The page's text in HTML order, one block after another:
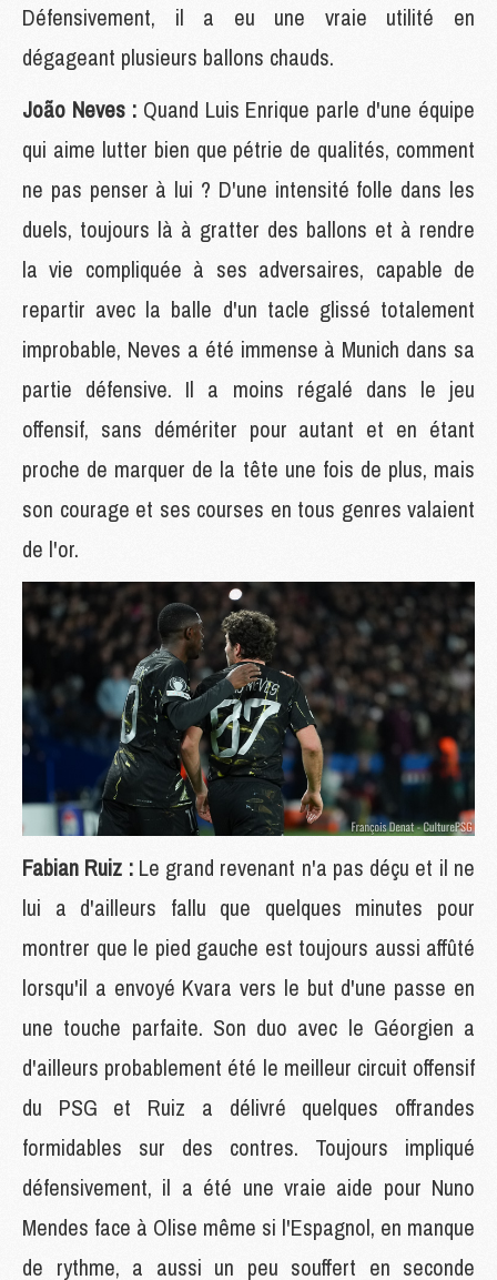
Défensivement, il a eu une vraie utilité en
dégageant plusieurs ballons chauds.
João Neves : Quand Luis Enrique parle d'une équipe
qui aime lutter bien que pétrie de qualités, comment
ne pas penser à lui ? D'une intensité folle dans les
duels, toujours là à gratter des ballons et à rendre
la vie compliquée à ses adversaires, capable de
repartir avec la balle d'un tacle glissé totalement
improbable, Neves a été immense à Munich dans sa
partie défensive. Il a moins régalé dans le jeu
offensif, sans démériter pour autant et en étant
proche de marquer de la tête une fois de plus, mais
son courage et ses courses en tous genres valaient
de l'or.
Fabian Ruiz : Le grand revenant n'a pas déçu et il ne
lui a d'ailleurs fallu que quelques minutes pour
montrer que le pied gauche est toujours aussi affûté
lorsqu'il a envoyé Kvara vers le but d'une passe en
une touche parfaite. Son duo avec le Géorgien a
d'ailleurs probablement été le meilleur circuit offensif
du PSG et Ruiz a délivré quelques offrandes
formidables sur des contres. Toujours impliqué
défensivement, il a été une vraie aide pour Nuno
Mendes face à Olise même si l'Espagnol, en manque
de rythme, a aussi un peu souffert en seconde